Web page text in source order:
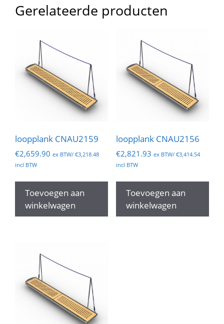
Gerelateerde producten
loopplank CNAU2159
€2,659.90 ex BTW/ €3,218.48
incl BTW
Toevoegen aan
winkelwagen
loopplank CNAU2156
€2,821.93 ex BTW/ €3,414.54
incl BTW
Toevoegen aan
winkelwagen